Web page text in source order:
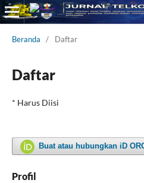
Beranda / Daftar
Daftar
* Harus Diisi
Buat atau hubungkan iD
Profil